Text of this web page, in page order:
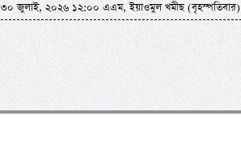
৩০ জুলাই, ২০২৬ ১২:০০ এএম, ইয়াওমুল খমীছ (বৃহস্পতিবার)